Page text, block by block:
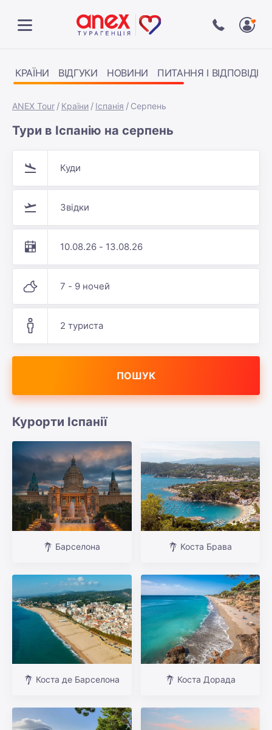
КРАЇНИ ВІДГУКИ НОВИНИ ПИТАННЯ І ВІДПОВІДІ
ANEX Tour Країни Іспанія Серпень
Тури в Іспанію на серпень
Куди
Звідки
10.08.26 - 13.08.26
7 - 9 ночей
2 туриста
ПОШУК
Курорти Іспанії
Барселона Коста Брава
Коста де Барселона Коста Дорада